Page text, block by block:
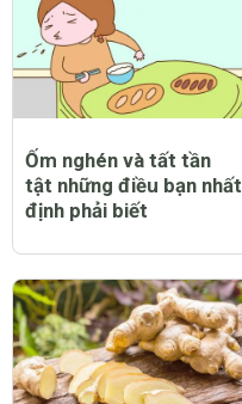
Ốm nghén và tất tần
tật những điều bạn nhất
định phải biết